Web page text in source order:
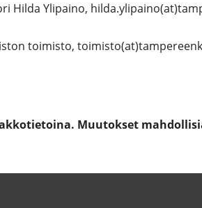
Hilda Ylipaino,
toimisto,
Muutokset